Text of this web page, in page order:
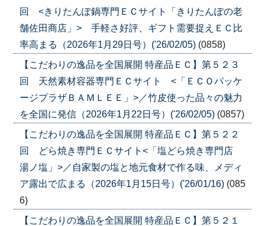
回 <きりたんぽ鍋専門ＥＣサイト「きりたんぽの老
舗佐田商店」> 手軽さ好評、ギフト需要捉えＥＣ比
率高まる（2026年1月29日号）('26/02/05) (0858)
【こだわりの逸品を全国展開 特産品ＥＣ】第５２３
回 天然素材容器専門ＥＣサイト <「ＥＣＯパッケ
ージプラザＢＡＭＬＥＥ」>／竹皮使った品々の魅力
を全国に発信（2026年1月22日号）('26/02/05) (0857)
【こだわりの逸品を全国展開 特産品ＥＣ】第５２２
回 どら焼き専門ＥＣサイト<「塩どら焼き専門店
湯ノ塩」>／自家製の塩と地元食材で作る味、メディ
ア露出で広まる（2026年1月15日号）('26/01/16) (085
6)
【こだわりの逸品を全国展開 特産品ＥＣ】第５２１